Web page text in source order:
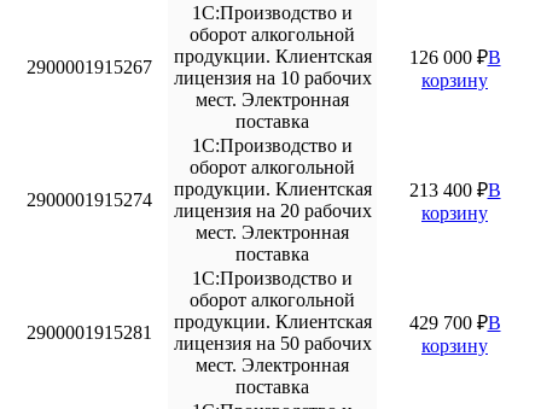
2900001915267
1С:Производство и
оборот алкогольной
продукции. Клиентская
лицензия на 10 рабочих
мест. Электронная
поставка
126 000 ₽В
корзину
2900001915274
1С:Производство и
оборот алкогольной
продукции. Клиентская
лицензия на 20 рабочих
мест. Электронная
поставка
213 400 ₽В
корзину
2900001915281
1С:Производство и
оборот алкогольной
продукции. Клиентская
лицензия на 50 рабочих
мест. Электронная
поставка
429 700 ₽В
корзину